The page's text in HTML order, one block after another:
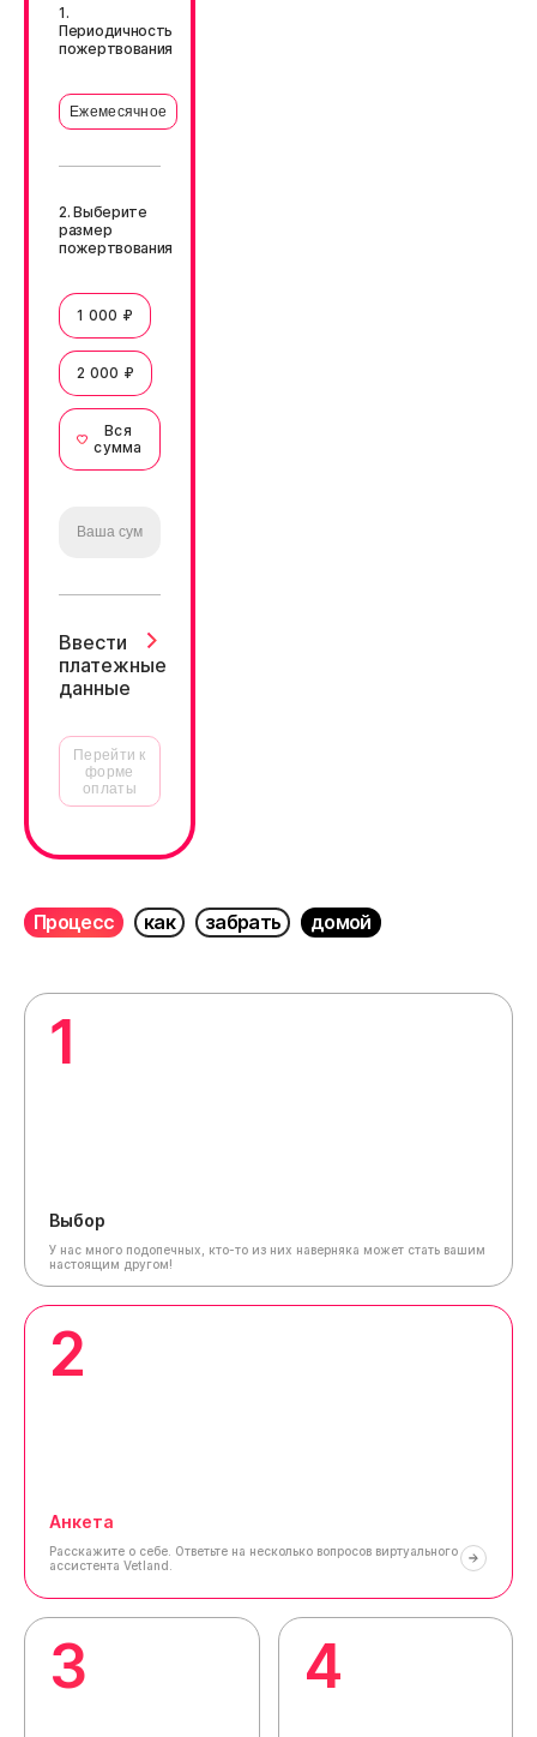
1.
Периодичность
пожертвования
Ежемесячное
2. Выберите
размер
пожертвования
1 000 ₽
2 000 ₽
Вся
сумма
Ввести
платежные
данные
Перейти к
форме
оплаты
Процесс как забрать домой
1
Выбор
У нас много подопечных, кто-то из них наверняка может стать вашим
настоящим другом!
2
Анкета
Расскажите о себе. Ответьте на несколько вопросов виртуального
ассистента Vetland.
3 4